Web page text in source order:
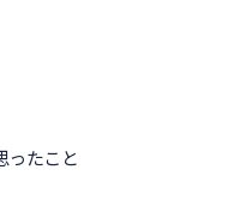
たこと